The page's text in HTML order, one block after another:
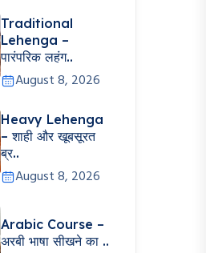
Traditional
Lehenga –
पारंपरिक लहंग..
August 8, 2026
Heavy Lehenga
– शाही और खूबसूरत
ब्र..
August 8, 2026
Arabic Course –
अरबी भाषा सीखने का ..